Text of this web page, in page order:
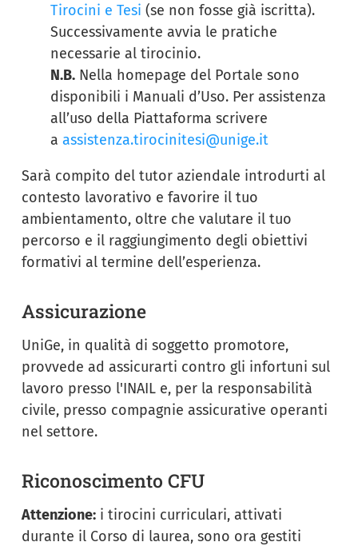
Tirocini e Tesi (se non fosse già iscritta).
Successivamente avvia le pratiche
necessarie al tirocinio.
N.B. Nella homepage del Portale sono
disponibili i Manuali d’Uso. Per assistenza
all’uso della Piattaforma scrivere
a assistenza.tirocinitesi@unige.it
Sarà compito del tutor aziendale introdurti al
contesto lavorativo e favorire il tuo
ambientamento, oltre che valutare il tuo
percorso e il raggiungimento degli obiettivi
formativi al termine dell’esperienza.
Assicurazione
UniGe, in qualità di soggetto promotore,
provvede ad assicurarti contro gli infortuni sul
lavoro presso l'INAIL e, per la responsabilità
civile, presso compagnie assicurative operanti
nel settore.
Riconoscimento CFU
Attenzione: i tirocini curriculari, attivati
durante il Corso di laurea, sono ora gestiti